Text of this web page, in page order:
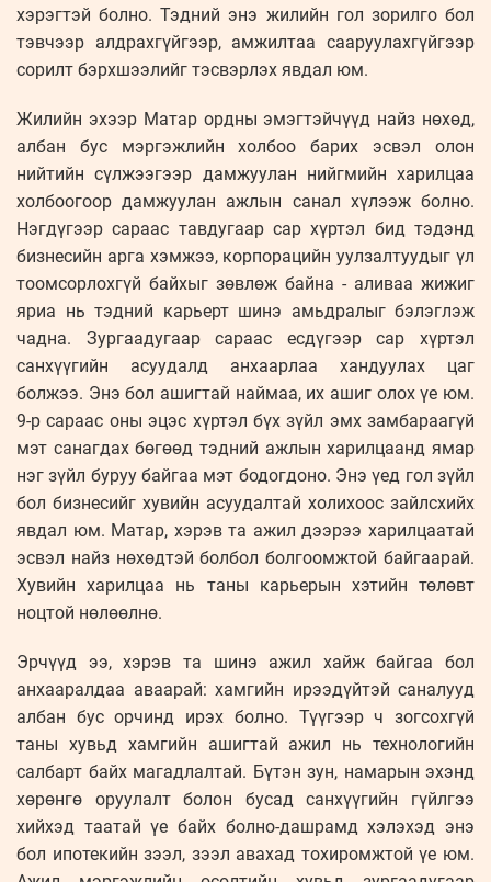
хэрэгтэй болно. Тэдний энэ жилийн гол зорилго бол
тэвчээр алдрахгүйгээр, амжилтаа сааруулахгүйгээр
сорилт бэрхшээлийг тэсвэрлэх явдал юм.
Жилийн эхээр Матар ордны эмэгтэйчүүд найз нөхөд,
албан бус мэргэжлийн холбоо барих эсвэл олон
нийтийн сүлжээгээр дамжуулан нийгмийн харилцаа
холбоогоор дамжуулан ажлын санал хүлээж болно.
Нэгдүгээр сараас тавдугаар сар хүртэл бид тэдэнд
бизнесийн арга хэмжээ, корпорацийн уулзалтуудыг үл
тоомсорлохгүй байхыг зөвлөж байна - аливаа жижиг
яриа нь тэдний карьерт шинэ амьдралыг бэлэглэж
чадна. Зургаадугаар сараас есдүгээр сар хүртэл
санхүүгийн асуудалд анхаарлаа хандуулах цаг
болжээ. Энэ бол ашигтай наймаа, их ашиг олох үе юм.
9-р сараас оны эцэс хүртэл бүх зүйл эмх замбараагүй
мэт санагдах бөгөөд тэдний ажлын харилцаанд ямар
нэг зүйл буруу байгаа мэт бодогдоно. Энэ үед гол зүйл
бол бизнесийг хувийн асуудалтай холихоос зайлсхийх
явдал юм. Матар, хэрэв та ажил дээрээ харилцаатай
эсвэл найз нөхөдтэй болбол болгоомжтой байгаарай.
Хувийн харилцаа нь таны карьерын хэтийн төлөвт
ноцтой нөлөөлнө.
Эрчүүд ээ, хэрэв та шинэ ажил хайж байгаа бол
анхааралдаа аваарай: хамгийн ирээдүйтэй саналууд
албан бус орчинд ирэх болно. Түүгээр ч зогсохгүй
таны хувьд хамгийн ашигтай ажил нь технологийн
салбарт байх магадлалтай. Бүтэн зун, намарын эхэнд
хөрөнгө оруулалт болон бусад санхүүгийн гүйлгээ
хийхэд таатай үе байх болно-дашрамд хэлэхэд энэ
бол ипотекийн зээл, зээл авахад тохиромжтой үе юм.